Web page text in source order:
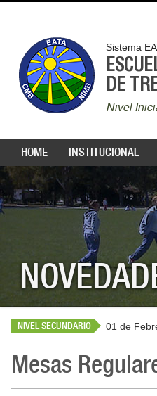
Sistema
DE
Nivel
HOME INSTITUCIONAL
NIVEL SECUNDARIO 01 de
Mesas